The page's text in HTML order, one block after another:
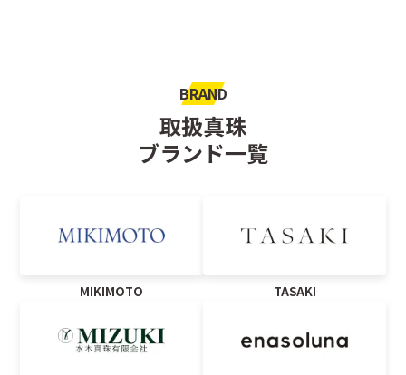
BRAND
取扱真珠
ブランド一覧
MIKIMOTO TASAKI